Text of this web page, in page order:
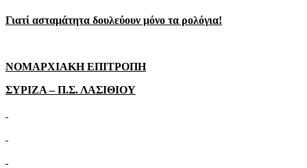
Γιατί ασταμάτητα δουλεύουν μόνο τα ρολόγια!
ΝΟΜΑΡΧΙΑΚΗ ΕΠΙΤΡΟΠΗ
ΣΥΡΙΖΑ – Π.Σ. ΛΑΣΙΘΙΟΥ